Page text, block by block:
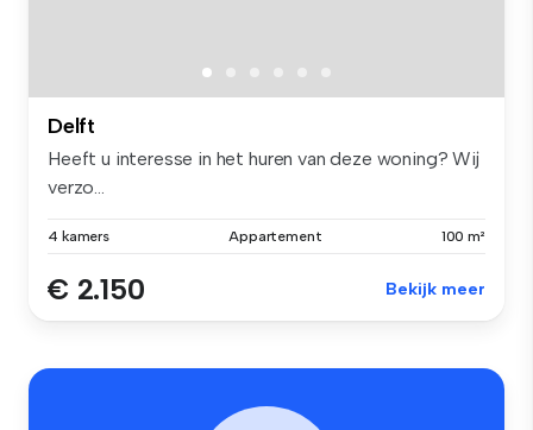
Delft
Heeft u interesse in het huren van deze woning? Wij
verzo...
4 kamers Appartement 100 m²
€ 2.150 Bekijk meer